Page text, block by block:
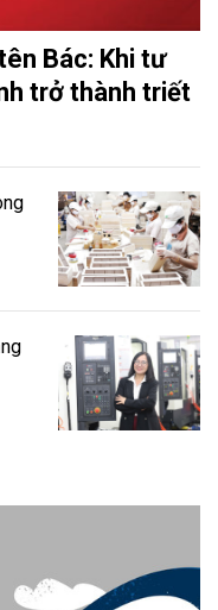
Bác: Khi tư
trở thành triết